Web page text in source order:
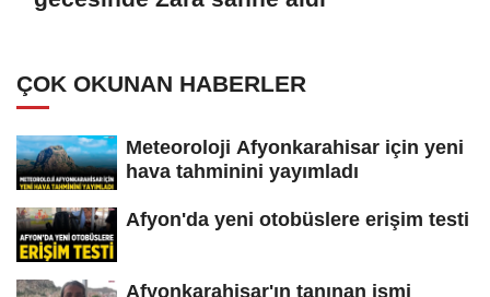
ÇOK OKUNAN HABERLER
Meteoroloji Afyonkarahisar için yeni
hava tahminini yayımladı
Afyon'da yeni otobüslere erişim testi
Afyonkarahisar'ın tanınan ismi